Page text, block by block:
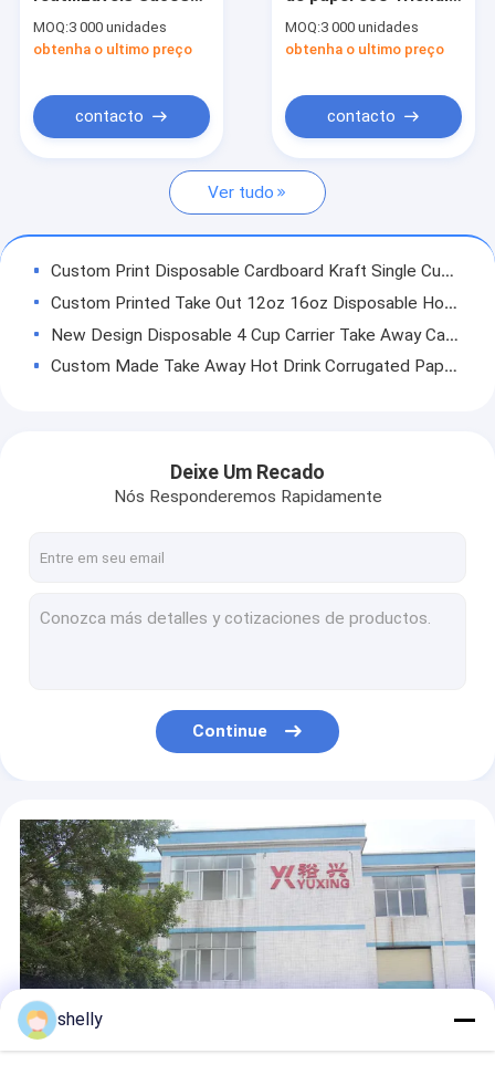
Sacos de papel do punho
Sacos de embalagem de padaria
Empacotamento luxuoso do Natal
punção pretos
sustentáveis
MOQ:3 000 unidades
obtenha o ultimo preço
contacto
Natal
MOQ:3 000 unidades
obtenha o ultimo preço
contacto
Ver tudo
Custom Print Disposable Cardboard Kraft Single Cup 2 Cups Take Away Drink Coffee Paper Cup Carrier Holders
Custom Printed Take Out 12oz 16oz Disposable Hot Drinks Coffee Paper Cup Carrier Holder Tray
New Design Disposable 4 Cup Carrier Take Away Cardboard Paper Cup Holders With Custom Print
Custom Made Take Away Hot Drink Corrugated Paper Cup Carrier With Handle Coffee Paper Cup Holder
Personality Custom Printed White Kraft Thanksgiving Gift Paper Packaging Shipping Bags For Shoes & Clothing
Custom Recycled Paper Printed Shopping Bag Packaging Gift Shopping Paper Bags
Custom Factory Price Lovely Gift White Kraft Paper Bag Fancy Design Wist Kraft Paper Bag
Custom Luxury Retail Packaging Gift Carry Bags With Client's Logo Boutique Shopping Paper Bags With Twist Handle
Customizable Printable Natural Kraft Paper Bags In Bulks With Twisted Handles Kraft Paper Bag Manufacturers Paper Shoppi
Lipack Take Out Fast Food Kraft Paper Carry Bag Customized Logo Takeaway Paper Bags For Food
Convenient And Durable Restaurant Food Carry Personalized Premium Kraft Paper Bag
Custom Logo European Style Tote Gift Paper Bag With Handle Paper Food Shopping Bags Luxury
Deixe Um Recado
Nós Responderemos Rapidamente
Continue
shelly